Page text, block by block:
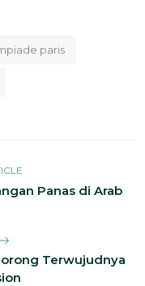
paris
Panas di Arab
Terwujudnya